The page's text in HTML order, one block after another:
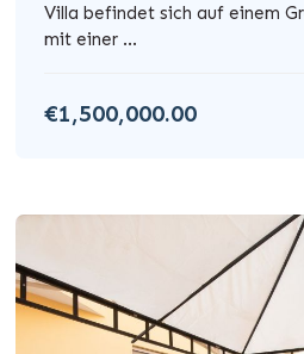
Villa befindet sich auf einem
mit einer ...
€1,500,000.00